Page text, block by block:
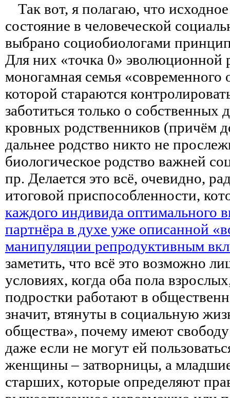
Так вот, я полагаю, что
состояние в человеческой
выбрано социобиологами
Для них «точка 0» эволюционной
моногамная семья «современного
которой стараются
заботиться только о собственных
кровных родственников (причём
дальнее родство никто не
биологическое родство важней
пр. Делается это всё, очевидно,
итоговой приспособленности,
каждого индивида оптимального
партнёра в духе уже описанной
манипуляции репродуктивным
заметить, что всё это возможно
условиях, когда оба пола
подростки работают в
значит, втянуты в социальную
общества», почему имеют
даже если не могут ей
женщины – затворницы, а
старших, которые определяют